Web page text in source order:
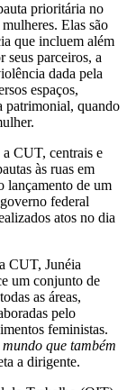
prioritária no
Elas são
que incluem além
seus parceiros, a
dada pela
espaços,
patrimonial, quando
CUT, centrais e
às ruas em
lançamento de um
federal
atos no dia
CUT, Junéia
um conjunto de
as áreas,
pelo
feministas.
que também
a dirigente.